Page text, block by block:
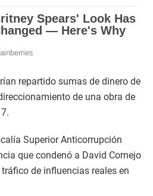
repartido sumas de dinero de
de una obra de
Superior Anticorrupción
que condenó a David Cornejo
de influencias reales en